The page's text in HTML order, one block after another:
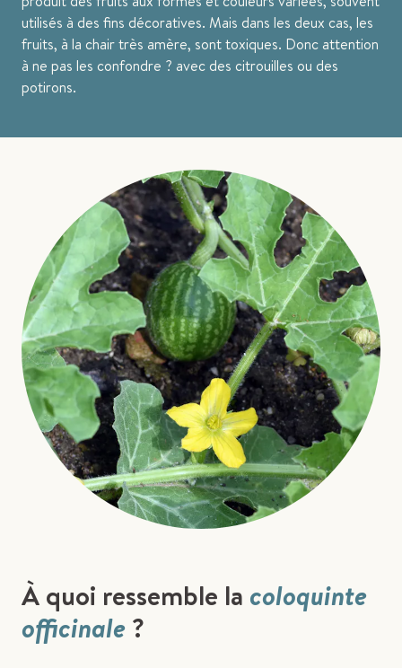
utilisés à des fins décoratives. Mais dans les deux cas, les
fruits, à la chair très amère, sont toxiques. Donc attention
à ne pas les confondre ? avec des citrouilles ou des
potirons.
À quoi ressemble la coloquinte
officinale?